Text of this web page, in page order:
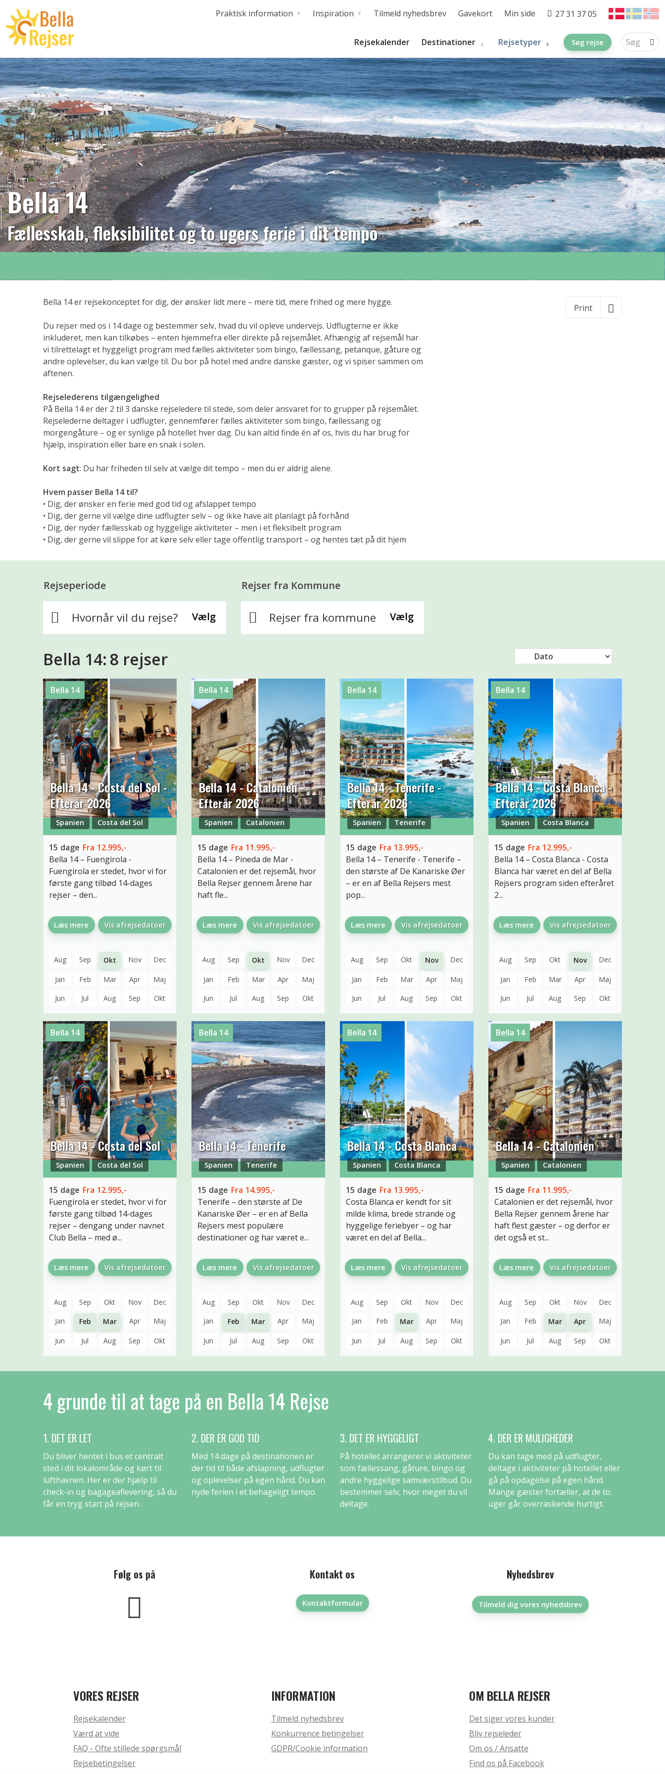
Praktisk information Inspiration Tilmeld nyhedsbrev Gavekort Min side 27 31 37 05
Rejsekalender Destinationer Rejsetyper Søg rejse
Bella 14
Fællesskab, fleksibilitet og to ugers ferie i dit tempo
Bella 14 er rejsekonceptet for dig, der ønsker lidt mere – mere tid, mere frihed og mere hygge.
Du rejser med os i 14 dage og bestemmer selv, hvad du vil opleve undervejs. Udflugterne er ikke
inkluderet, men kan tilkøbes – enten hjemmefra eller direkte på rejsemålet. Afhængig af rejsemål har
vi tilrettelagt et hyggeligt program med fælles aktiviteter som bingo, fællessang, petanque, gåture og
andre oplevelser, du kan vælge til. Du bor på hotel med andre danske gæster, og vi spiser sammen om
aftenen.
Rejselederens tilgængelighed
På Bella 14 er der 2 til 3 danske rejseledere til stede, som deler ansvaret for to grupper på rejsemålet.
Rejselederne deltager i udflugter, gennemfører fælles aktiviteter som bingo, fællessang og
morgengåture – og er synlige på hotellet hver dag. Du kan altid finde én af os, hvis du har brug for
hjælp, inspiration eller bare en snak i solen.
Kort sagt: Du har friheden til selv at vælge dit tempo – men du er aldrig alene.
Hvem passer Bella 14 til?
• Dig, der ønsker en ferie med god tid og afslappet tempo
• Dig, der gerne vil vælge dine udflugter selv – og ikke have alt planlagt på forhånd
• Dig, der nyder fællesskab og hyggelige aktiviteter – men i et fleksibelt program
• Dig, der gerne vil slippe for at køre selv eller tage offentlig transport – og hentes tæt på dit hjem
Print
Rejseperiode
Hvornår vil du rejse? Vælg
Rejser fra Kommune
Rejser fra kommune Vælg
Bella 14: 8 rejser
Bella 14
Bella 14 - Costa del Sol -
Efterår 2026
Spanien Costa del Sol
15 dage Fra 12.995,-
Bella 14 – Fuengirola -
Fuengirola er stedet, hvor vi for
første gang tilbød 14-dages
rejser – den...
Læs mere Vis afrejsedatoer
Aug Sep Okt Nov Dec
Jan Feb Mar Apr
Maj
Jun
Jul Aug Sep Okt
Bella 14
Bella 14 - Catalonien -
Efterår 2026
Spanien Catalonien
15 dage Fra 11.995,-
Bella 14 – Pineda de Mar -
Catalonien er det rejsemål, hvor
Bella Rejser gennem årene har
haft fle...
Læs mere Vis afrejsedatoer
Aug Sep Okt Nov Dec
Jan Feb Mar Apr
Maj
Jun
Jul Aug Sep Okt
Bella 14
Bella 14 - Tenerife -
Efterår 2026
Spanien Tenerife
15 dage Fra 13.995,-
Bella 14 – Tenerife - Tenerife –
den største af De Kanariske Øer
– er en af Bella Rejsers mest
pop...
Læs mere Vis afrejsedatoer
Aug Sep Okt Nov Dec
Jan Feb Mar Apr
Maj
Jun
Jul Aug Sep Okt
Bella 14
Bella 14 - Costa Blanca -
Efterår 2026
Spanien Costa Blanca
15 dage Fra 12.995,-
Bella 14 – Costa Blanca - Costa
Blanca har været en del af Bella
Rejsers program siden efteråret
2...
Læs mere Vis afrejsedatoer
Aug Sep Okt Nov Dec
Jan Feb Mar Apr
Maj
Jun
Jul Aug Sep Okt
Bella 14
Bella 14 - Costa del Sol
Spanien Costa del Sol
15 dage Fra 12.995,-
Fuengirola er stedet, hvor vi for
første gang tilbød 14-dages
rejser – dengang under navnet
Club Bella – med ø...
Læs mere Vis afrejsedatoer
Aug Sep Okt Nov
Dec
Jan
Feb Mar Apr Maj
Jun Jul Aug Sep Okt
Bella 14
Bella 14 - Tenerife
Spanien Tenerife
15 dage Fra 14.995,-
Tenerife – den største af De
Kanariske Øer – er en af Bella
Rejsers mest populære
destinationer og har været e...
Læs mere Vis afrejsedatoer
Aug Sep Okt Nov
Dec
Jan
Feb Mar Apr Maj
Jun Jul Aug Sep Okt
Bella 14
Bella 14 - Costa Blanca
Spanien Costa Blanca
15 dage Fra 13.995,-
Costa Blanca er kendt for sit
milde klima, brede strande og
hyggelige feriebyer – og har
været en del af Bella...
Læs mere Vis afrejsedatoer
Aug Sep Okt Nov
Dec
Jan
Feb Mar Apr Maj
Jun Jul Aug Sep Okt
Bella 14
Bella 14 - Catalonien
Spanien Catalonien
15 dage Fra 11.995,-
Catalonien er det rejsemål, hvor
Bella Rejser gennem årene har
haft flest gæster – og derfor er
det også et st...
Læs mere Vis afrejsedatoer
Aug Sep Okt Nov
Dec
Jan
Feb Mar Apr Maj
Jun Jul Aug Sep Okt
4 grunde til at tage på en Bella 14 Rejse
1. DET ER LET
Du bliver hentet i bus et centralt
sted i dit lokalområde og kørt til
lufthavnen. Her er der hjælp til
check-in og bagageaflevering, så du
får en tryg start på rejsen.
2. DER ER GOD TID
Med 14 dage på destinationen er
der tid til både afslapning, udflugter
og oplevelser på egen hånd. Du kan
nyde ferien i et behageligt tempo.
3. DET ER HYGGELIGT
På hotellet arrangerer vi aktiviteter
som fællessang, gåture, bingo og
andre hyggelige samværstilbud. Du
bestemmer selv, hvor meget du vil
deltage.
4. DER ER MULIGHEDER
Du kan tage med på udflugter,
deltage i aktiviteter på hotellet eller
gå på opdagelse på egen hånd.
Mange gæster fortæller, at de to
uger går overraskende hurtigt.
Følg os på Kontakt os
Kontaktformular
Nyhedsbrev
Tilmeld dig vores nyhedsbrev
VORES REJSER
Rejsekalender
Værd at vide
FAQ - Ofte stillede spørgsmål
Rejsebetingelser
INFORMATION
Tilmeld nyhedsbrev
Konkurrence betingelser
GDPR/Cookie information
OM BELLA REJSER
Det siger vores kunder
Bliv rejseleder
Om os / Ansatte
Find os på Facebook